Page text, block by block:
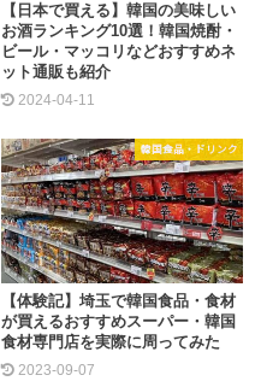
【日本で買える】韓国の美味しい
お酒ランキング10選！韓国焼酎・
ビール・マッコリなどおすすめネ
ット通販も紹介
2024-04-11
韓国食品・ドリンク
【体験記】埼玉で韓国食品・食材
が買えるおすすめスーパー・韓国
食材専門店を実際に周ってみた
2023-09-07